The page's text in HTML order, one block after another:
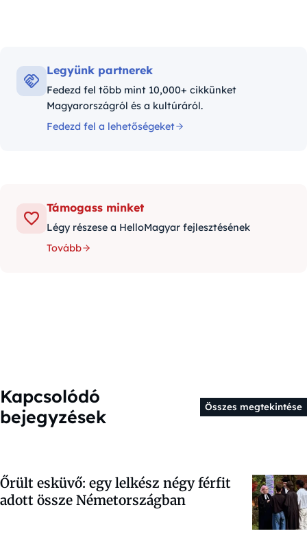
Legyünk partnerek
Fedezd fel több mint 10,000+ cikkünket
Magyarországról és a kultúráról.
Fedezd fel a lehetőségeket
Támogass minket
Légy részese a HelloMagyar fejlesztésének
Tovább
Kapcsolódó
bejegyzések
Összes megtekintése
Őrült esküvő: egy lelkész négy férfit
adott össze Németországban